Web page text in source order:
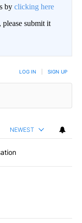
by clicking here
submit it
LOG IN SIGN UP
NEWEST